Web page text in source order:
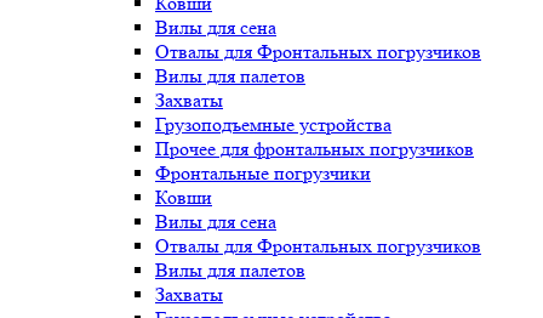
Вилы для сена
Отвалы для Фронтальных погрузчиков
Вилы для палетов
Захваты
Грузоподъемные устройства
Прочее для фронтальных погрузчиков
Фронтальные погрузчики
Ковши
Вилы для сена
Отвалы для Фронтальных погрузчиков
Вилы для палетов
Захваты